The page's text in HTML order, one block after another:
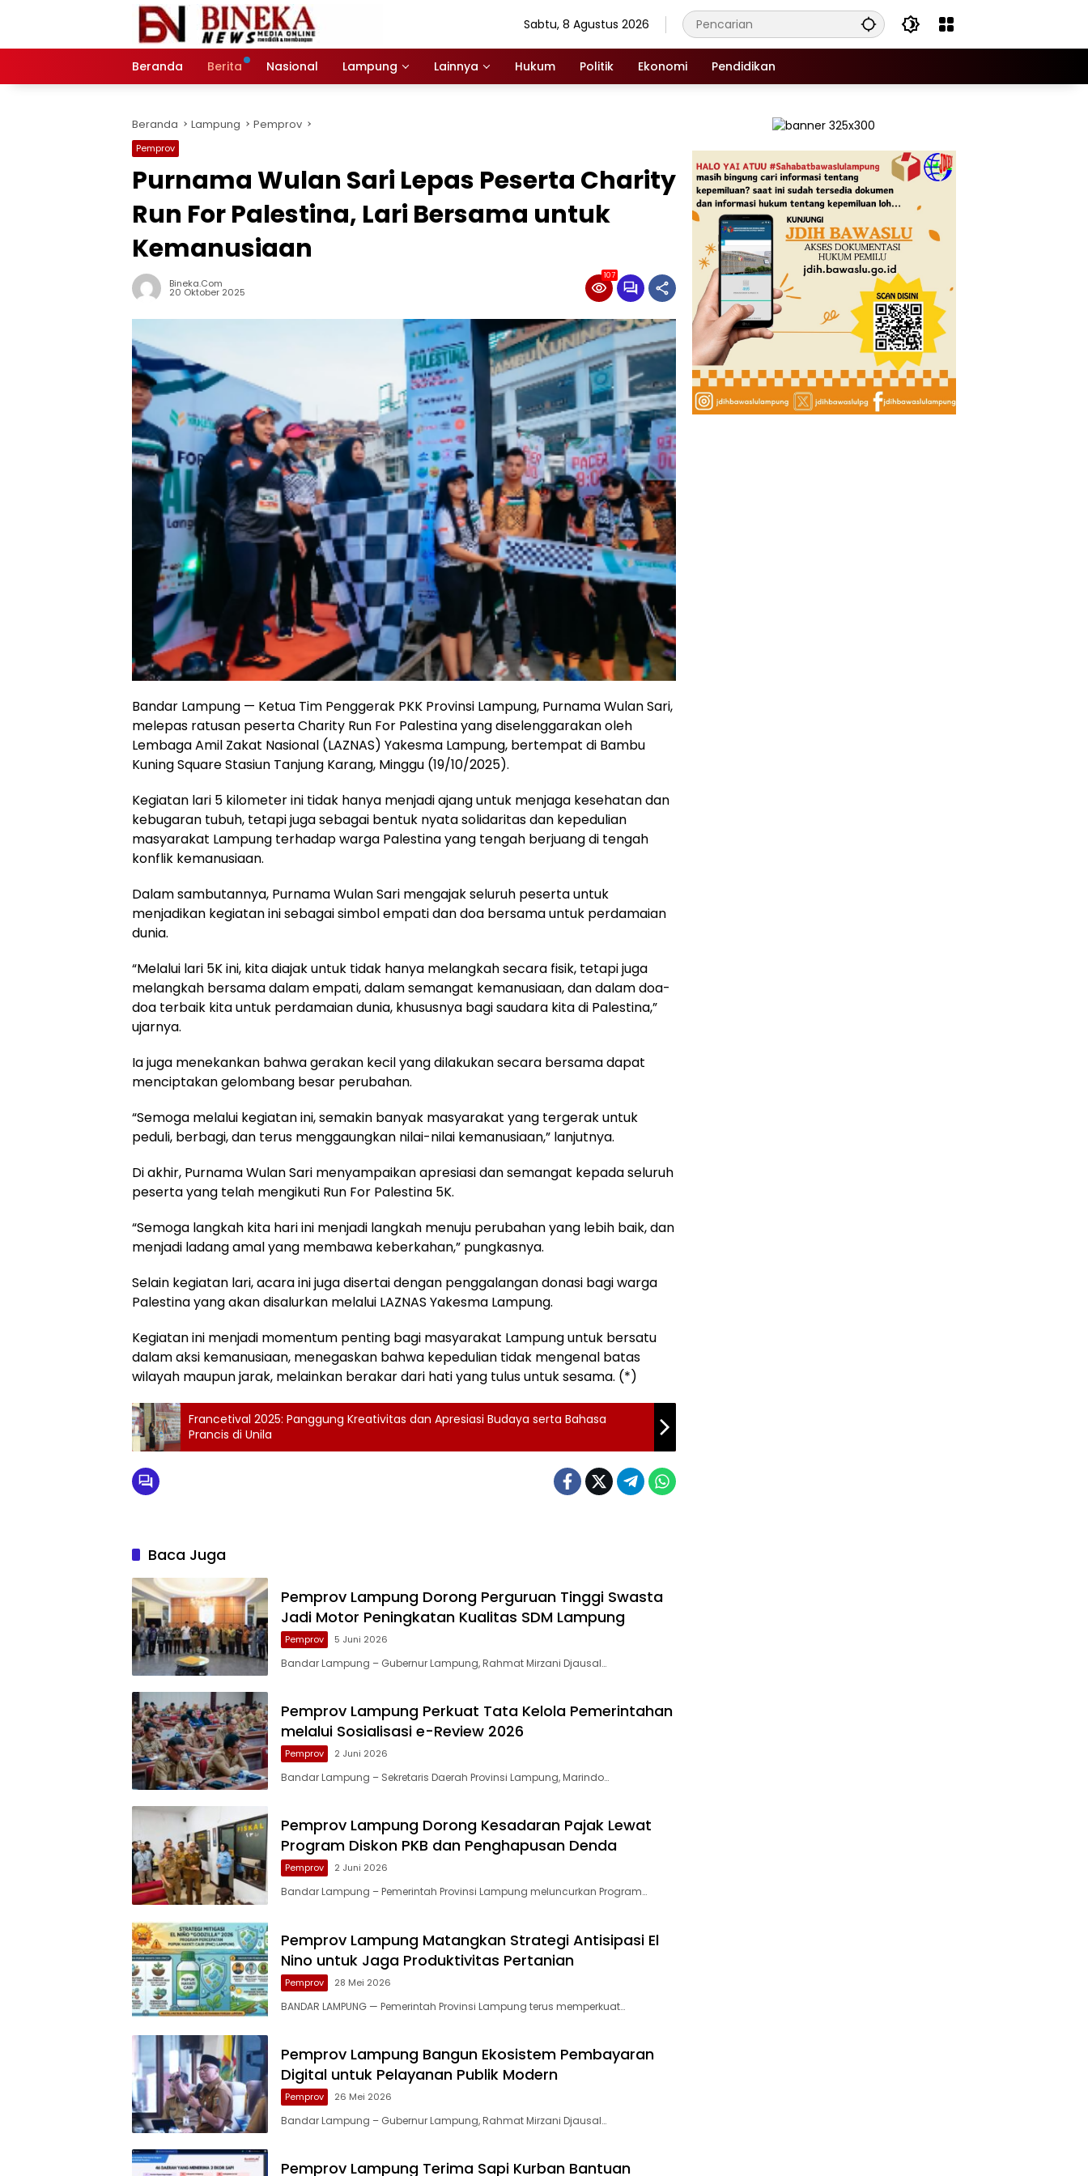
Sabtu, 8 Agustus 2026
Beranda Berita Nasional Lampung Lainnya Hukum Politik Ekonomi Pendidikan
Beranda Lampung Pemprov
Pemprov
Purnama Wulan Sari Lepas Peserta Charity
Run For Palestina, Lari Bersama untuk
Kemanusiaan
Bineka.com
20 Oktober 2025
107
Bandar Lampung — Ketua Tim Penggerak PKK Provinsi Lampung, Purnama Wulan Sari,
melepas ratusan peserta Charity Run For Palestina yang diselenggarakan oleh
Lembaga Amil Zakat Nasional (LAZNAS) Yakesma Lampung, bertempat di Bambu
Kuning Square Stasiun Tanjung Karang, Minggu (19/10/2025).
Kegiatan lari 5 kilometer ini tidak hanya menjadi ajang untuk menjaga kesehatan dan
kebugaran tubuh, tetapi juga sebagai bentuk nyata solidaritas dan kepedulian
masyarakat Lampung terhadap warga Palestina yang tengah berjuang di tengah
konflik kemanusiaan.
Dalam sambutannya, Purnama Wulan Sari mengajak seluruh peserta untuk
menjadikan kegiatan ini sebagai simbol empati dan doa bersama untuk perdamaian
dunia.
“Melalui lari 5K ini, kita diajak untuk tidak hanya melangkah secara fisik, tetapi juga
melangkah bersama dalam empati, dalam semangat kemanusiaan, dan dalam doa-
doa terbaik kita untuk perdamaian dunia, khususnya bagi saudara kita di Palestina,”
ujarnya.
Ia juga menekankan bahwa gerakan kecil yang dilakukan secara bersama dapat
menciptakan gelombang besar perubahan.
“Semoga melalui kegiatan ini, semakin banyak masyarakat yang tergerak untuk
peduli, berbagi, dan terus menggaungkan nilai-nilai kemanusiaan,” lanjutnya.
Di akhir, Purnama Wulan Sari menyampaikan apresiasi dan semangat kepada seluruh
peserta yang telah mengikuti Run For Palestina 5K.
“Semoga langkah kita hari ini menjadi langkah menuju perubahan yang lebih baik, dan
menjadi ladang amal yang membawa keberkahan,” pungkasnya.
Selain kegiatan lari, acara ini juga disertai dengan penggalangan donasi bagi warga
Palestina yang akan disalurkan melalui LAZNAS Yakesma Lampung.
Kegiatan ini menjadi momentum penting bagi masyarakat Lampung untuk bersatu
dalam aksi kemanusiaan, menegaskan bahwa kepedulian tidak mengenal batas
wilayah maupun jarak, melainkan berakar dari hati yang tulus untuk sesama. (*)
Francetival 2025: Panggung Kreativitas dan Apresiasi Budaya serta Bahasa
Prancis di Unila
Baca Juga
Pemprov Lampung Dorong Perguruan Tinggi Swasta
Jadi Motor Peningkatan Kualitas SDM Lampung
Pemprov 5 Juni 2026
Bandar Lampung – Gubernur Lampung, Rahmat Mirzani Djausal…
Pemprov Lampung Perkuat Tata Kelola Pemerintahan
melalui Sosialisasi e-Review 2026
Pemprov 2 Juni 2026
Bandar Lampung – Sekretaris Daerah Provinsi Lampung, Marindo…
Pemprov Lampung Dorong Kesadaran Pajak Lewat
Program Diskon PKB dan Penghapusan Denda
Pemprov 2 Juni 2026
Bandar Lampung – Pemerintah Provinsi Lampung meluncurkan Program…
Pemprov Lampung Matangkan Strategi Antisipasi El
Nino untuk Jaga Produktivitas Pertanian
Pemprov 28 Mei 2026
BANDAR LAMPUNG — Pemerintah Provinsi Lampung terus memperkuat…
Pemprov Lampung Bangun Ekosistem Pembayaran
Digital untuk Pelayanan Publik Modern
Pemprov 26 Mei 2026
Bandar Lampung – Gubernur Lampung, Rahmat Mirzani Djausal…
Pemprov Lampung Terima Sapi Kurban Bantuan